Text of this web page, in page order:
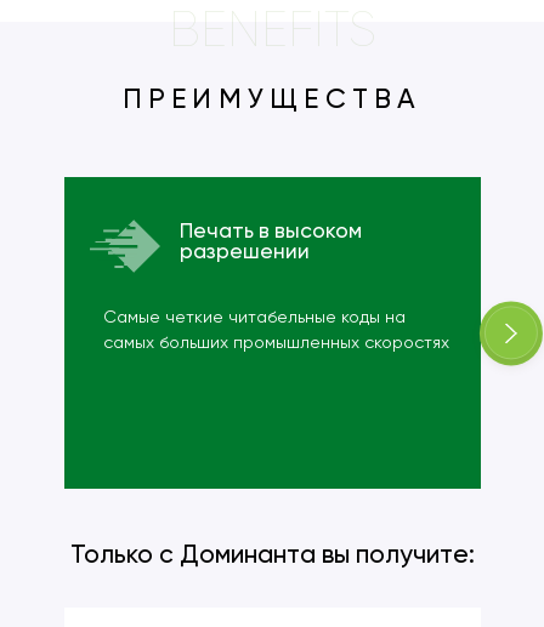
BENEFITS
ПРЕИМУЩЕСТВА
Печать в высоком
разрешении
Самые четкие читабельные коды на
самых больших промышленных скоростях
Только с Доминанта вы получите: